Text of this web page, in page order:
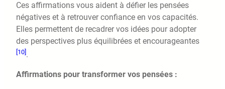
Ces affirmations vous aident à défier les pensées
négatives et à retrouver confiance en vos capacités.
Elles permettent de recadrer vos idées pour adopter
des perspectives plus équilibrées et encourageantes
[10] .
Affirmations pour transformer vos pensées :